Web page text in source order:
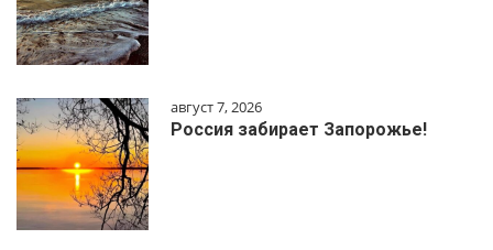
август 7, 2026
Россия забирает Запорожье!